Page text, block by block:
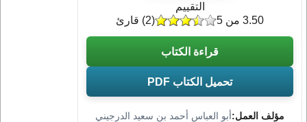
مؤلف العمل:أبو العباس أحمد بن سعيد الدرجيني
التقييم
(
2) قارئ 3.50 من 5
قراءة الكتاب
تحميل الكتاب PDF